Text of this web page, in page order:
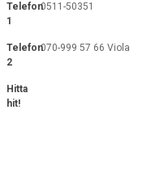
Telefon
1
0511-50351
Telefon
2
070-999 57 66 Viola
Hitta
hit!